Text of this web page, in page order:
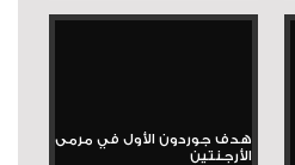
هدف جوردون الأول في مرمى
الأرجنتين